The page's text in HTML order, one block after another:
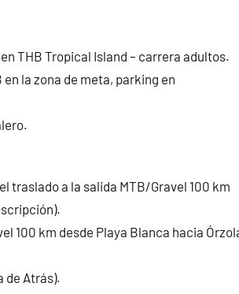
THB Tropical Island – carrera adultos.
la zona de meta, parking en
traslado a la salida MTB/Gravel 100 km
100 km desde Playa Blanca hacia
de Atrás).